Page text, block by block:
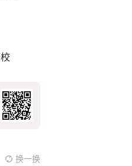
换一换